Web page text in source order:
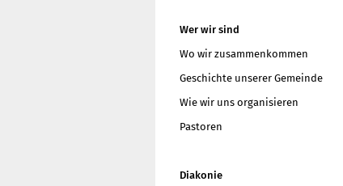
Wer wir sind
Wo wir zusammenkommen
Geschichte unserer Gemeinde
Wie wir uns organisieren
Pastoren
Diakonie